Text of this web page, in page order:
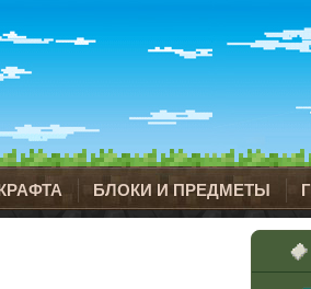
БЛОКИ И ПРЕДМЕТЫ